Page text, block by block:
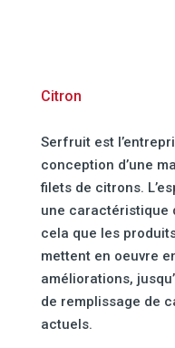
Citron
Serfruit est
conception d’une
filets de citrons.
une caractéristique
cela que les
mettent en oeuvre
améliorations,
de remplissage de
actuels.